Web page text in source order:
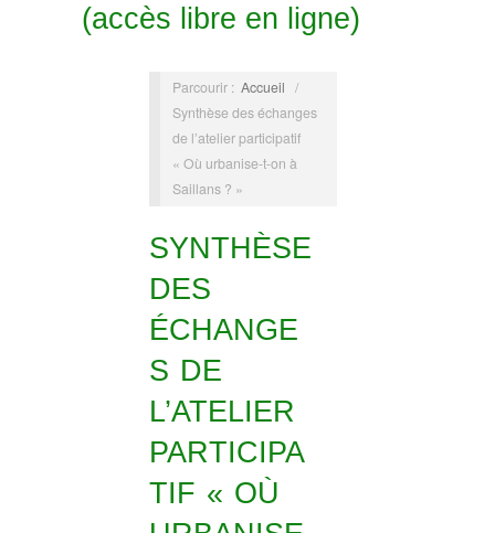
(accès libre en ligne)
Parcourir : Accueil /
Synthèse des échanges
de l’atelier participatif
« Où urbanise-t-on à
Saillans ? »
SYNTHÈSE
DES
ÉCHANGE
S DE
L’ATELIER
PARTICIPA
TIF « OÙ